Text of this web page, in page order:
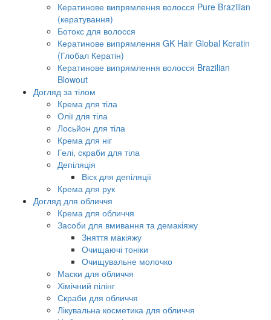
Кератинове випрямлення волосся Pure Brazilian
(кератування)
Ботокс для волосся
Кератинове випрямлення GK Hair Global Keratin
(Глобал Кератін)
Кератинове випрямлення волосся Brazilian
Blowout
Догляд за тілом
Крема для тіла
Олії для тіла
Лосьйон для тіла
Крема для ніг
Гелі, скраби для тіла
Депіляція
Віск для депіляції
Крема для рук
Догляд для обличчя
Крема для обличчя
Засоби для вмивання та демакіяжу
Зняття макіяжу
Очищаючі тоніки
Очищувальне молочко
Маски для обличчя
Хімічний пілінг
Скраби для обличчя
Лікувальна косметика для обличчя